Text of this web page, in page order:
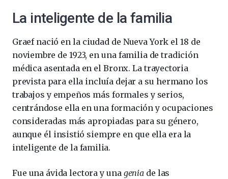
La inteligente de la familia
Graef nació en la ciudad de Nueva York el 18 de
noviembre de 1923, en una familia de tradición
médica asentada en el Bronx. La trayectoria
prevista para ella incluía dejar a su hermano los
trabajos y empeños más formales y serios,
centrándose ella en una formación y ocupaciones
consideradas más apropiadas para su género,
aunque él insistió siempre en que ella era la
inteligente de la familia.
Fue una ávida lectora y una geniade las